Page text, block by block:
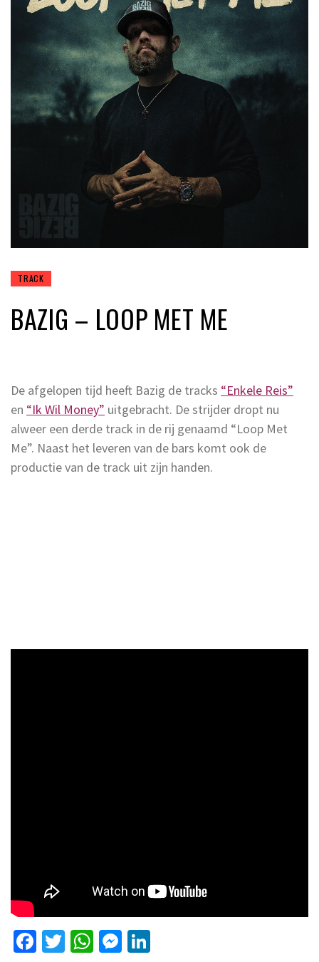
TRACK
BAZIG – LOOP MET ME
De afgelopen tijd heeft Bazig de tracks “Enkele Reis”
en “Ik Wil Money” uitgebracht. De strijder dropt nu
alweer een derde track in de rij genaamd “Loop Met
Me”. Naast het leveren van de bars komt ook de
productie van de track uit zijn handen.
Facebook
Twitter
WhatsApp
Messenger